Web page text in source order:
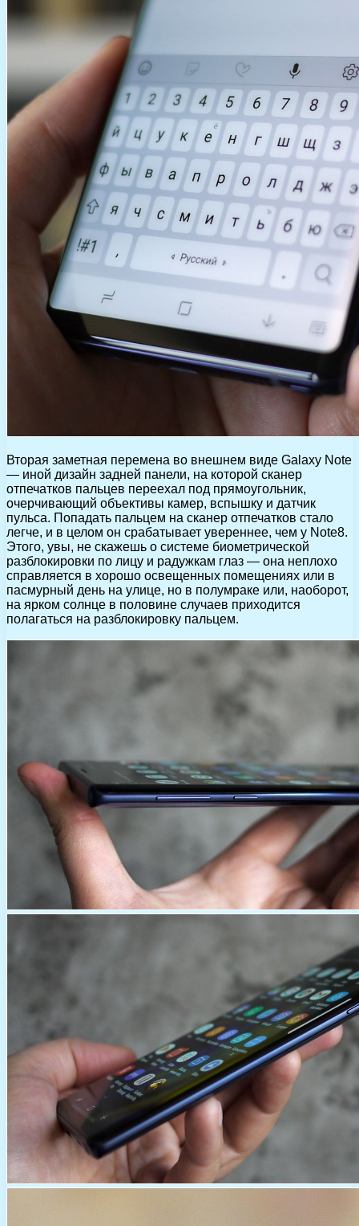
Вторая заметная перемена во внешнем виде Galaxy Note
— иной дизайн задней панели, на которой сканер
отпечатков пальцев переехал под прямоугольник,
очерчивающий объективы камер, вспышку и датчик
пульса. Попадать пальцем на сканер отпечатков стало
легче, и в целом он срабатывает увереннее, чем у Note8.
Этого, увы, не скажешь о системе биометрической
разблокировки по лицу и радужкам глаз — она неплохо
справляется в хорошо освещенных помещениях или в
пасмурный день на улице, но в полумраке или, наоборот,
на ярком солнце в половине случаев приходится
полагаться на разблокировку пальцем.